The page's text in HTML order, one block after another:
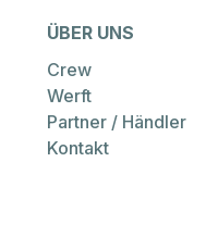
ÜBER UNS
Crew
Werft
Partner / Händler
Kontakt